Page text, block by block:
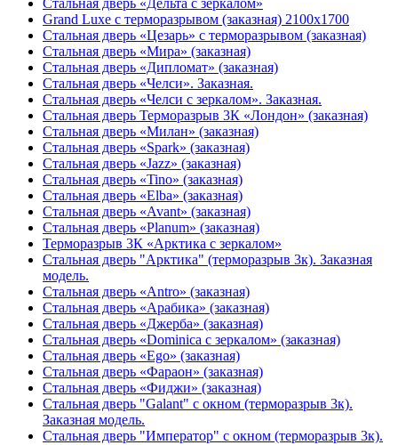
Grand Luxe с терморазрывом (заказная) 2100х1700
Стальная дверь «Цезарь» с терморазрывом (заказная)
Стальная дверь «Мира» (заказная)
Стальная дверь «Дипломат» (заказная)
Стальная дверь «Челси». Заказная.
Стальная дверь «Челси с зеркалом». Заказная.
Стальная дверь Терморазрыв 3К «Лондон» (заказная)
Стальная дверь «Милан» (заказная)
Стальная дверь «Spark» (заказная)
Стальная дверь «Jazz» (заказная)
Стальная дверь «Tino» (заказная)
Стальная дверь «Elba» (заказная)
Стальная дверь «Avant» (заказная)
Стальная дверь «Planum» (заказная)
Терморазрыв 3К «Арктика с зеркалом»
Стальная дверь "Арктика" (терморазрыв 3к). Заказная
модель.
Стальная дверь «Antro» (заказная)
Стальная дверь «Арабика» (заказная)
Стальная дверь «Джерба» (заказная)
Стальная дверь «Dominica с зеркалом» (заказная)
Стальная дверь «Ego» (заказная)
Стальная дверь «Фараон» (заказная)
Стальная дверь «Фиджи» (заказная)
Стальная дверь "Galant" с окном (терморазрыв 3к).
Заказная модель.
Стальная дверь "Император" с окном (терморазрыв 3к).